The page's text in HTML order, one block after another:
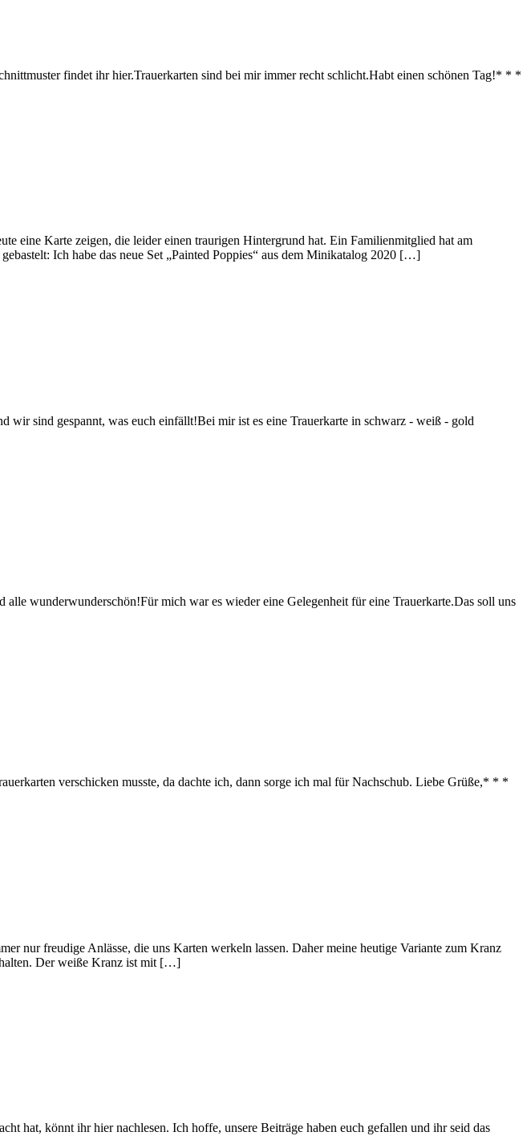
findet ihr hier.Trauerkarten sind bei mir immer recht schlicht.Habt einen schönen Tag!* * *
eine Karte zeigen, die leider einen traurigen Hintergrund hat. Ein Familienmitglied hat am
Ich habe das neue Set „Painted Poppies“ aus dem Minikatalog 2020 […]
wir sind gespannt, was euch einfällt!Bei mir ist es eine Trauerkarte in schwarz - weiß - gold
wunderwunderschön!Für mich war es wieder eine Gelegenheit für eine Trauerkarte.Das soll uns
verschicken musste, da dachte ich, dann sorge ich mal für Nachschub. Liebe Grüße,* * *
nur freudige Anlässe, die uns Karten werkeln lassen. Daher meine heutige Variante zum Kranz
Der weiße Kranz ist mit […]
hat, könnt ihr hier nachlesen. Ich hoffe, unsere Beiträge haben euch gefallen und ihr seid das